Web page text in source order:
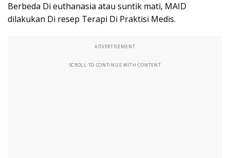
Berbeda Di euthanasia atau suntik mati, MAID
dilakukan Di resep Terapi Di Praktisi Medis.
ADVERTISEMENT
SCROLL TO CONTINUE WITH CONTENT